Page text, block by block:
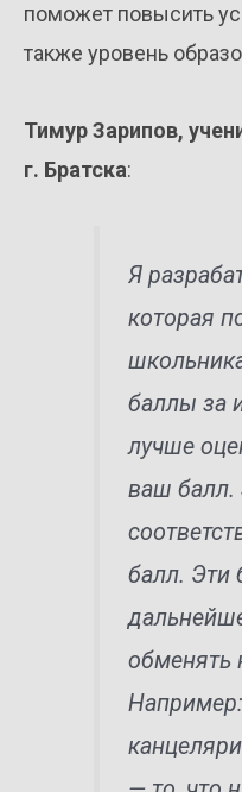
поможет повысить
также уровень
Тимур Зарипов,
г. Братска:
Я
которая
баллы за
лучше
ваш балл.
балл. Эти
обменять